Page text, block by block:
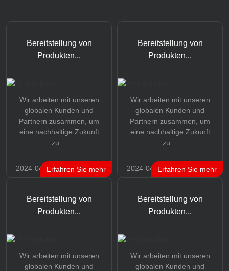
Bereitstellung von
Produkten...
Wir arbeiten mit unseren
globalen Kunden und
Partnern zusammen, um
eine nachhaltige Zukunft
zu…
2024-04-17Erfahren Sie mehr
Bereitstellung von
Produkten...
Wir arbeiten mit unseren
globalen Kunden und
Partnern zusammen, um
eine nachhaltige Zukunft
zu…
2024-04-17Erfahren Sie mehr
Bereitstellung von
Produkten...
Wir arbeiten mit unseren
globalen Kunden und
Bereitstellung von
Produkten...
Wir arbeiten mit unseren
globalen Kunden und